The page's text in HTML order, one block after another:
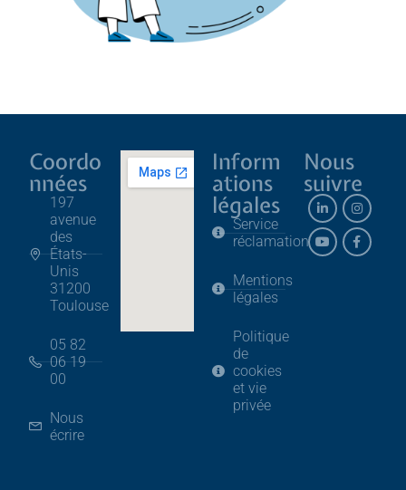
Coordo
nnées
197
avenue
des
États-
Unis
31200
Toulouse
05 82
06 19
00
Nous
écrire
Inform
ations
légales
Service
réclamation
Mentions
légales
Politique
de
cookies
et vie
privée
Nous
suivre